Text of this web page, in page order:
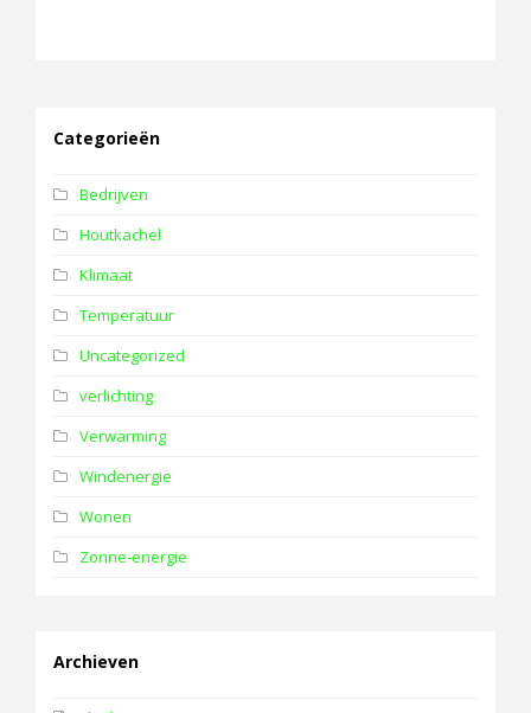
Categorieën
Bedrijven
Houtkachel
Klimaat
Temperatuur
Uncategorized
verlichting
Verwarming
Windenergie
Wonen
Zonne-energie
Archieven